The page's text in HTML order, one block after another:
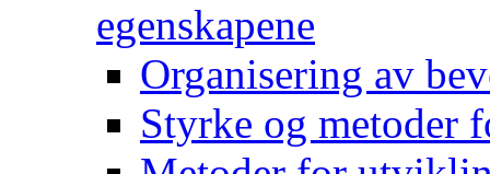
egenskapene
Organisering av
Styrke og metoder